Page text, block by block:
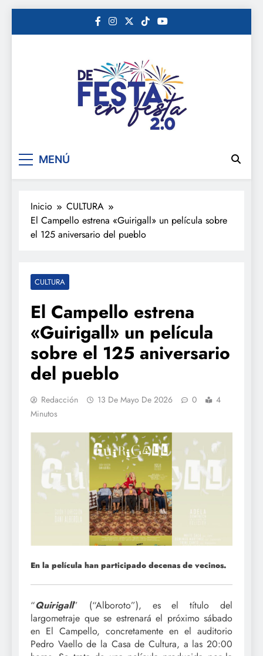
De festa en festa 2.0
MENÚ
Inicio
CULTURA
El Campello estrena «Guirigall» un película sobre
el 125 aniversario del pueblo
CULTURA
El Campello estrena
«Guirigall» un película
sobre el 125 aniversario
del pueblo
Redacción 13 De Mayo De 2026 0
4
Minutos
En la película han participado decenas de vecinos.
“Quirigall” (“Alboroto”), es el título del
largometraje que se estrenará el próximo sábado
en El Campello, concretamente en el auditorio
Pedro Vaello de la Casa de Cultura, a las 20:00